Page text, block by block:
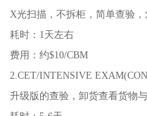
X光扫描，不拆柜，简单查验，
耗时：1天左右
费用：约$10/CBM
2.CET/INTENSIVE
升级版的查验，卸货查看货物